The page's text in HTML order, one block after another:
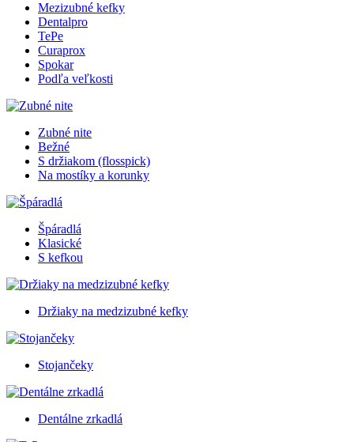
Mezizubné kefky
Dentalpro
TePe
Curaprox
Spokar
Podľa veľkosti
Zubné nite
Bežné
S držiakom (flosspick)
Na mostíky a korunky
Špáradlá
Klasické
S kefkou
Držiaky na medzizubné kefky
Stojančeky
Dentálne zrkadlá